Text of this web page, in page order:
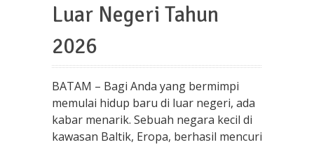
Luar Negeri Tahun
2026
BATAM – Bagi Anda yang bermimpi
memulai hidup baru di luar negeri, ada
kabar menarik. Sebuah negara kecil di
kawasan Baltik, Eropa, berhasil mencuri